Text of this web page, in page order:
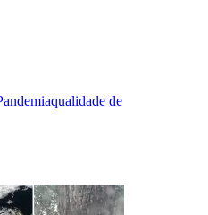
qualidade de